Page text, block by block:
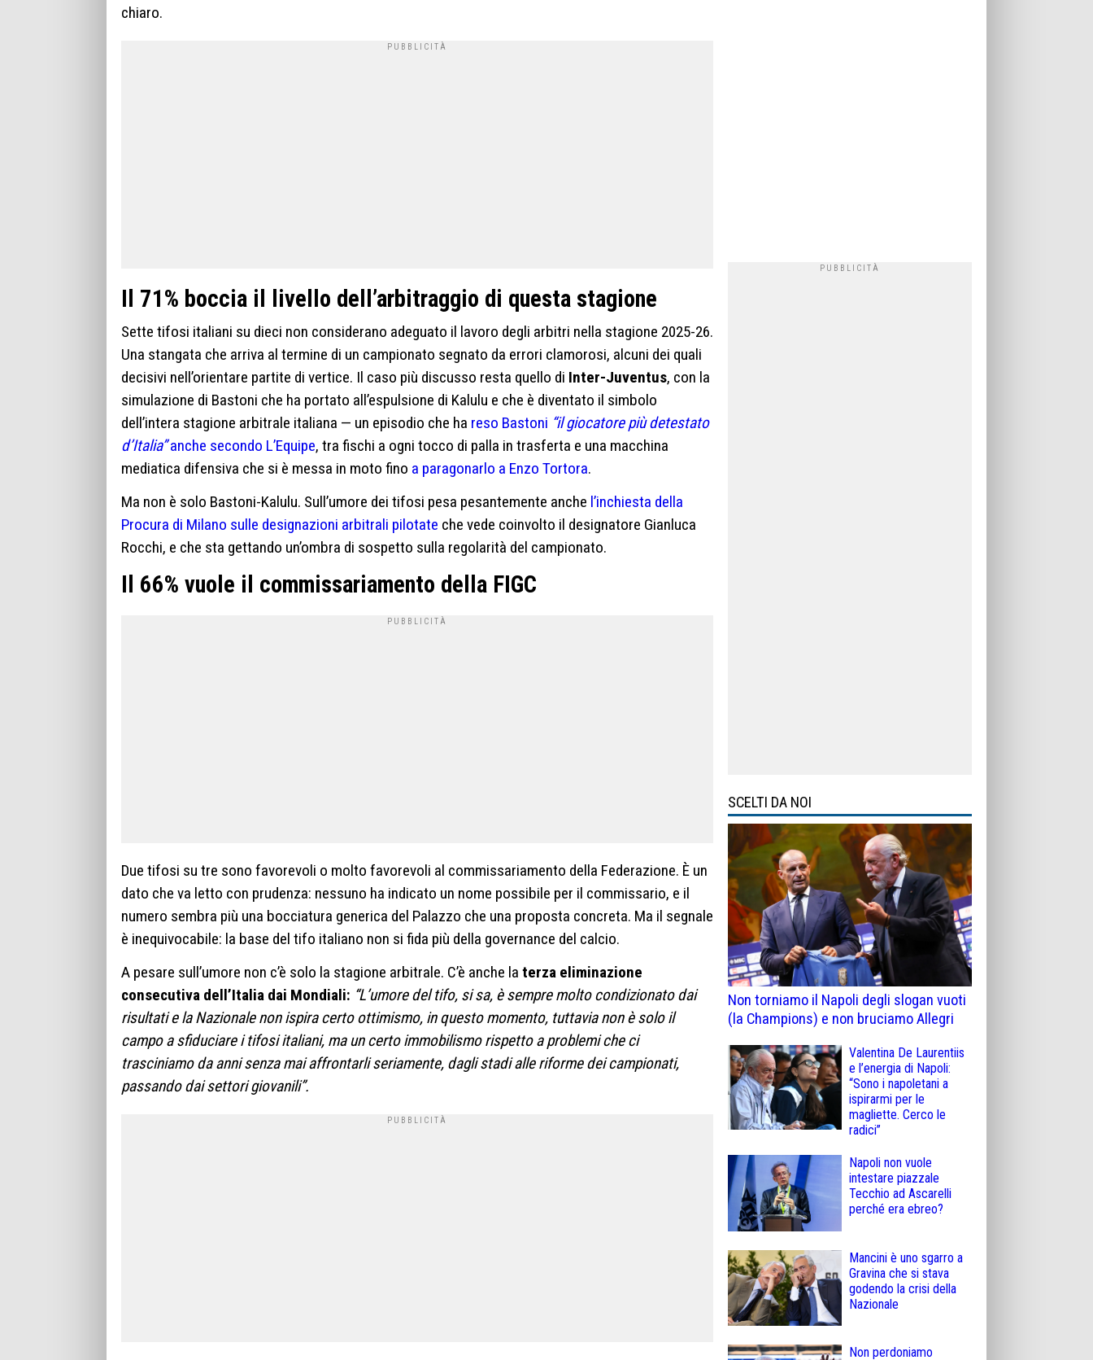
chiaro.
Il 71% boccia il livello dell’arbitraggio di questa stagione
Sette tifosi italiani su dieci non considerano adeguato il lavoro degli arbitri nella stagione 2025-26.
Una stangata che arriva al termine di un campionato segnato da errori clamorosi, alcuni dei quali
decisivi nell’orientare partite di vertice. Il caso più discusso resta quello di Inter-Juventus, con la
simulazione di Bastoni che ha portato all’espulsione di Kalulu e che è diventato il simbolo
dell’intera stagione arbitrale italiana — un episodio che ha reso Bastoni “il giocatore più detestato
d’Italia”anche secondo L’Equipe, tra fischi a ogni tocco di palla in trasferta e una macchina
mediatica difensiva che si è messa in moto fino a paragonarlo a Enzo Tortora.
Ma non è solo Bastoni-Kalulu. Sull’umore dei tifosi pesa pesantemente anche l’inchiesta della
Procura di Milano sulle designazioni arbitrali pilotate che vede coinvolto il designatore Gianluca
Rocchi, e che sta gettando un’ombra di sospetto sulla regolarità del campionato.
Il 66% vuole il commissariamento della FIGC
Due tifosi su tre sono favorevoli o molto favorevoli al commissariamento della Federazione. È un
dato che va letto con prudenza: nessuno ha indicato un nome possibile per il commissario, e il
numero sembra più una bocciatura generica del Palazzo che una proposta concreta. Ma il segnale
è inequivocabile: la base del tifo italiano non si fida più della governance del calcio.
A pesare sull’umore non c’è solo la stagione arbitrale. C’è anche la terza eliminazione
consecutiva dell’Italia dai Mondiali: “L’umore del tifo, si sa, èsempre molto condizionato dai
risultati e la Nazionale non ispiracerto ottimismo, in questomomento, tuttavia non è soloil
campo a sfiduciare i tifosi italiani, ma un certo immobilismorispetto a problemi che ci
trasciniamoda anni senza mai affrontarli seriamente, dagli stadialle riforme dei campionati,
passando dai settori giovanili”.
SCELTI DA NOI
Non torniamo il Napoli degli slogan vuoti
(la Champions) e non bruciamo Allegri
Valentina De Laurentiis
e l’energia di Napoli:
“Sono i napoletani a
ispirarmi per le
magliette. Cerco le
radici”
Napoli non vuole
intestare piazzale
Tecchio ad Ascarelli
perché era ebreo?
Mancini è uno sgarro a
Gravina che si stava
godendo la crisi della
Nazionale
Non perdoniamo